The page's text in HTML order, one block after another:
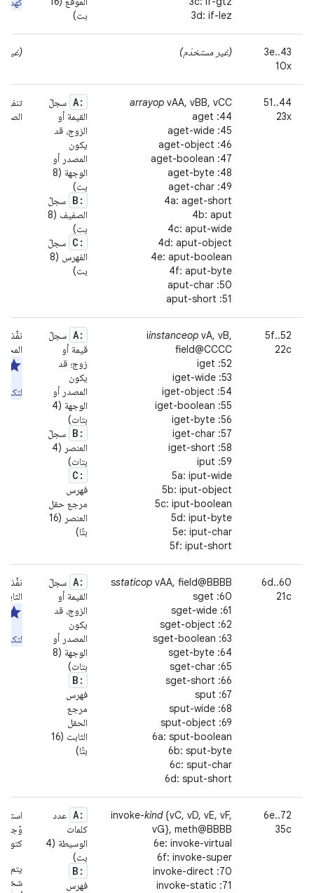
3d: if-lez
بت)
‫3e..43
10x
(غير مستخدَم) (غير
44..51
23x
arrayop vAA, vBB, vCC
44: aget
45: aget-wide
46: aget-object
47: aget-boolean
48: aget-byte
49: aget-char
4a: aget-short
4b: aput
4c: aput-wide
4d: aput-object
4e: aput-boolean
4f: aput-byte
50: aput-char
51: aput-short
A: سجلّ
القيمة أو
الزوج، قد
يكون
المصدر أو
الوجهة (8
بت)
B: سجلّ
الصفيف (8
بت)
C: سجلّ
الفهرس (8
بت)
52..5f
22c
iinstanceop vA, vB,
field@CCCC
52: iget
53: iget-wide
54: iget-object
55: iget-boolean
56: iget-byte
57: iget-char
58: iget-short
59: iput
5a: iput-wide
5b: iput-object
5c: iput-boolean
5d: iput-byte
5e: iput-char
5f: iput-short
A: سجلّ
قيمة أو
زوج؛ قد
يكون
المصدر أو
الوجهة (4
بتات)
B: سجلّ
العنصر (4
بتات)
C:
فهرس
مرجع حقل
العنصر (16
بتًا)
نفِّذ
60..6d
21c
‫sstaticop vAA, field@BBBB
60: sget
61: sget-wide
62: sget-object
63: sget-boolean
64: sget-byte
65: sget-char
66: sget-short
67: sput
68: sput-wide
69: sput-object
6a: sput-boolean
6b: sput-byte
6c: sput-char
6d: sput-short
A: سجلّ
القيمة أو
الزوج، قد
يكون
المصدر أو
الوجهة (8
بتات)
B:
فهرس
مرجع
الحقل
الثابت (16
بتًا)
نفِّذ
6e..72
35c
invoke-kind{vC, vD, vE, vF,
vG}, meth@BBBB
6e: invoke-virtual
6f: invoke-super
70: invoke-direct
71: invoke-static
A: عدد
كلمات
الوسيطة (4
بت)
B:
فهرس
يتم